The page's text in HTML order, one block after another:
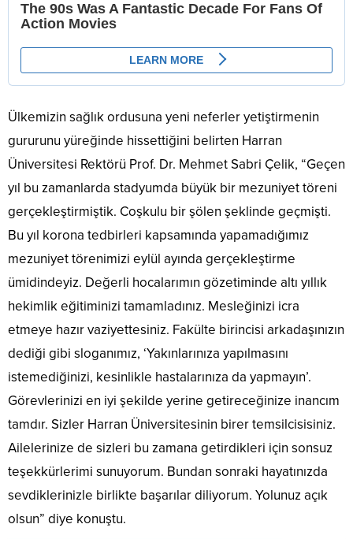
Ülkemizin sağlık ordusuna yeni neferler yetiştirmenin
gururunu yüreğinde hissettiğini belirten Harran
Üniversitesi Rektörü Prof. Dr. Mehmet Sabri Çelik, “Geçen
yıl bu zamanlarda stadyumda büyük bir mezuniyet töreni
gerçekleştirmiştik. Coşkulu bir şölen şeklinde geçmişti.
Bu yıl korona tedbirleri kapsamında yapamadığımız
mezuniyet törenimizi eylül ayında gerçekleştirme
ümidindeyiz. Değerli hocalarımın gözetiminde altı yıllık
hekimlik eğitiminizi tamamladınız. Mesleğinizi icra
etmeye hazır vaziyettesiniz. Fakülte birincisi arkadaşınızın
dediği gibi sloganımız, ‘Yakınlarınıza yapılmasını
istemediğinizi, kesinlikle hastalarınıza da yapmayın’.
Görevlerinizi en iyi şekilde yerine getireceğinize inancım
tamdır. Sizler Harran Üniversitesinin birer temsilcisisiniz.
Ailelerinize de sizleri bu zamana getirdikleri için sonsuz
teşekkürlerimi sunuyorum. Bundan sonraki hayatınızda
sevdiklerinizle birlikte başarılar diliyorum. Yolunuz açık
olsun” diye konuştu.